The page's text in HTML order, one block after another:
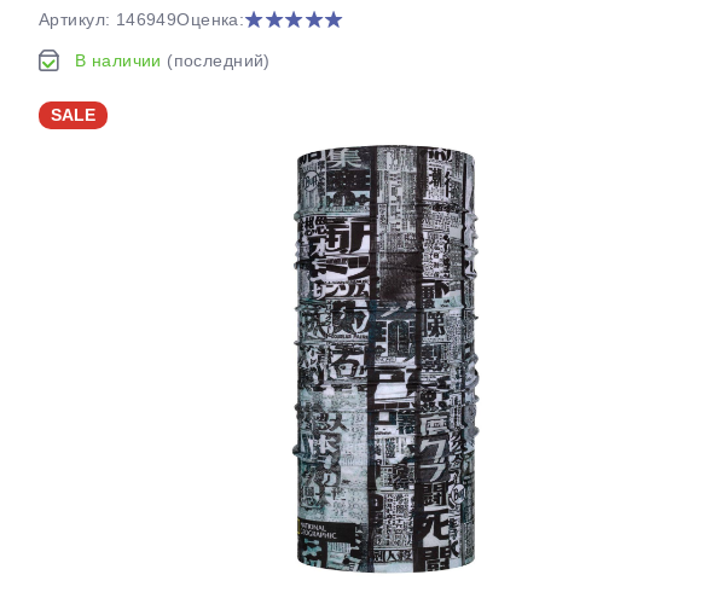
Артикул: 146949Оценка:
В наличии (последний)
SALE